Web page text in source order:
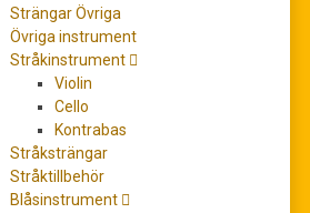
Strängar Övriga
Övriga instrument
Stråkinstrument
Violin
Cello
Kontrabas
Stråksträngar
Stråktillbehör
Blåsinstrument
8 Invenzioni op.
a percussione-